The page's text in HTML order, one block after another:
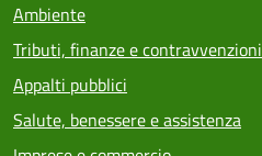
Ambiente
Tributi, finanze e contravvenzioni
Appalti pubblici
Salute, benessere e assistenza